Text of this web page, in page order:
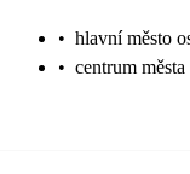
• hlavní město
• centrum